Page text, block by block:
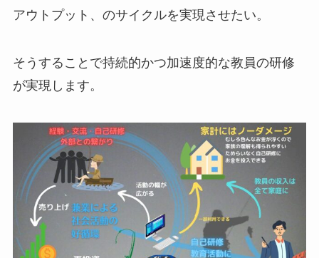
アウトプット、のサイクルを実現させたい。
そうすることで持続的かつ加速度的な教員の研修
が実現します。